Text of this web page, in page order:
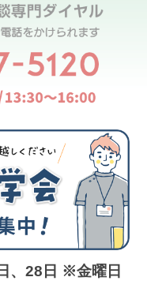
、28日 ※金曜日